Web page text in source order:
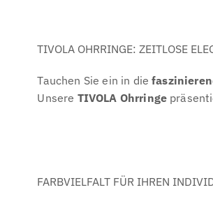
TIVOLA OHRRINGE: ZEITLOSE
Tauchen Sie ein in die
Unsere TIVOLA Ohrringe
FARBVIELFALT FÜR IHREN